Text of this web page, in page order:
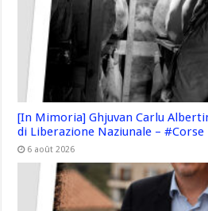
[In Mimoria] Ghjuvan Carlu
di Liberazione Naziunale – #Corse
6 août 2026